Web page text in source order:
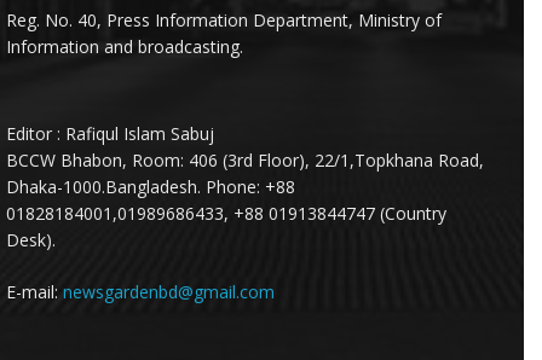
Reg. No. 40, Press Information Department, Ministry of
Information and broadcasting.
Editor : Rafiqul Islam Sabuj
BCCW Bhabon, Room: 406 (3rd Floor), 22/1,Topkhana Road,
Dhaka-1000.Bangladesh. Phone: +88
01828184001,01989686433, +88 01913844747 (Country
Desk).
E-mail: newsgardenbd@gmail.com